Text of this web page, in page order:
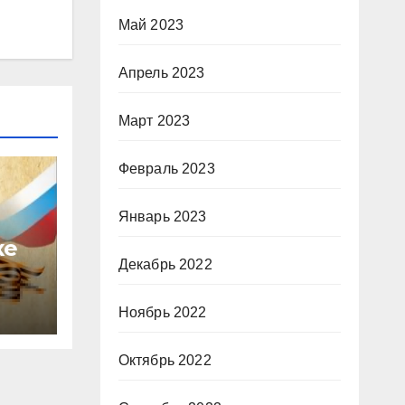
Май 2023
Апрель 2023
Март 2023
Февраль 2023
Январь 2023
Декабрь 2022
Ноябрь 2022
Октябрь 2022